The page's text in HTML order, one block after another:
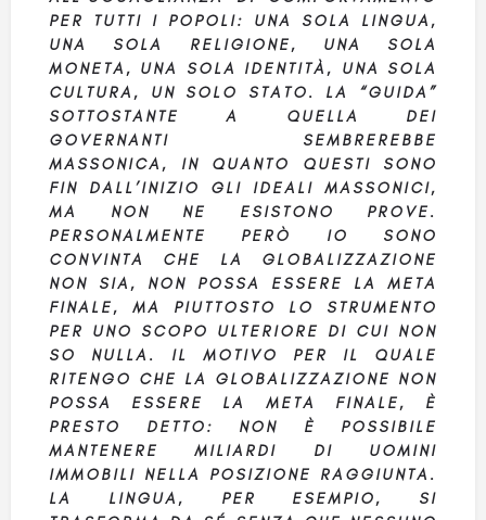
PER TUTTI I POPOLI: UNA SOLA LINGUA,
UNA SOLA RELIGIONE, UNA SOLA
MONETA, UNA SOLA IDENTITÀ, UNA SOLA
CULTURA, UN SOLO STATO. LA “GUIDA”
SOTTOSTANTE A QUELLA DEI
GOVERNANTI SEMBREREBBE
MASSONICA, IN QUANTO QUESTI SONO
FIN DALL’INIZIO GLI IDEALI MASSONICI,
MA NON NE ESISTONO PROVE.
PERSONALMENTE PERÒ IO SONO
CONVINTA CHE LA GLOBALIZZAZIONE
NON SIA, NON POSSA ESSERE LA META
FINALE, MA PIUTTOSTO LO STRUMENTO
PER UNO SCOPO ULTERIORE DI CUI NON
SO NULLA. IL MOTIVO PER IL QUALE
RITENGO CHE LA GLOBALIZZAZIONE NON
POSSA ESSERE LA META FINALE, È
PRESTO DETTO: NON È POSSIBILE
MANTENERE MILIARDI DI UOMINI
IMMOBILI NELLA POSIZIONE RAGGIUNTA.
LA LINGUA, PER ESEMPIO, SI